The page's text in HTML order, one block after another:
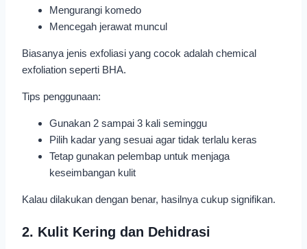
Mengurangi komedo
Mencegah jerawat muncul
Biasanya jenis exfoliasi yang cocok adalah chemical
exfoliation seperti BHA.
Tips penggunaan:
Gunakan 2 sampai 3 kali seminggu
Pilih kadar yang sesuai agar tidak terlalu keras
Tetap gunakan pelembap untuk menjaga
keseimbangan kulit
Kalau dilakukan dengan benar, hasilnya cukup signifikan.
2. Kulit Kering dan Dehidrasi